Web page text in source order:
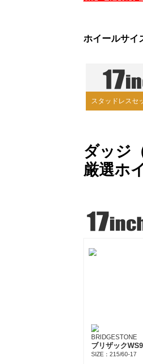
ホイールサイ
スタッドレスセ
ダッジ
厳選ホ
BRIDGESTONE
ブリザック
SIZE：215/60-17